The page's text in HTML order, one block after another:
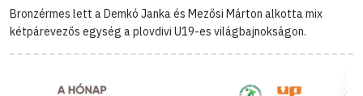
Bronzérmes lett a Demkó Janka és Mezősi Márton alkotta mix
kétpárevezős egység a plovdivi U19-es világbajnokságon.